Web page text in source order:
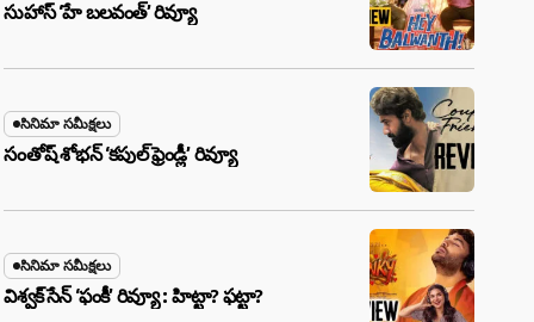
సుహాస్ ‘హే బలవంత్’ రివ్యూ
సినిమా సమీక్షలు
సంతోష్ శోభన్ ‘కపుల్ ఫ్రెండ్లీ’ రివ్యూ
సినిమా సమీక్షలు
విశ్వక్ సేన్ ‘ఫంకీ’ రివ్యూ : హిట్టా? ఫట్టా?